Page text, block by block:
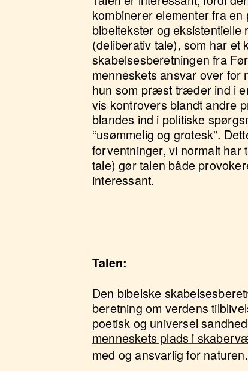
kombinerer elementer fra
bibeltekster og
(deliberativ tale), som har et
skabelsesberetningen fra
menneskets ansvar over for
hun som præst træder ind i
vis kontrovers blandt andre
blandes ind i politiske
“usømmelig og grotesk”.
forventninger, vi normalt
tale) gør talen både
interessant.
Talen:
Den bibelske
beretning om verdens
poetisk og universel
menneskets plads i
med og ansvarlig for naturen.